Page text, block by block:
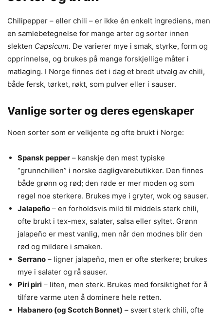
Chilipepper – eller chili – er ikke én enkelt ingrediens, men
en samlebetegnelse for mange arter og sorter innen
slekten Capsicum. De varierer mye i smak, styrke, form og
opprinnelse, og brukes på mange forskjellige måter i
matlaging. I Norge finnes det i dag et bredt utvalg av chili,
både fersk, tørket, røkt, som pulver eller i sauser.
Vanlige sorter og deres egenskaper
Noen sorter som er velkjente og ofte brukt i Norge:
Spansk pepper – kanskje den mest typiske
“grunnchilien” i norske dagligvarebutikker. Den finnes
både grønn og rød; den røde er mer moden og som
regel noe sterkere. Brukes mye i gryter, wok og sauser.
Jalapeño – en forholdsvis mild til middels sterk chili,
ofte brukt i tex-mex, salater, salsa eller syltet. Grønn
jalapeño er mest vanlig, men når den modnes blir den
rød og mildere i smaken.
Serrano – ligner jalapeño, men er ofte sterkere; brukes
mye i salater og rå sauser.
Piri piri – liten, men sterk. Brukes med forsiktighet for å
tilføre varme uten å dominere hele retten.
Habanero (og Scotch Bonnet) – svært sterk chili, ofte